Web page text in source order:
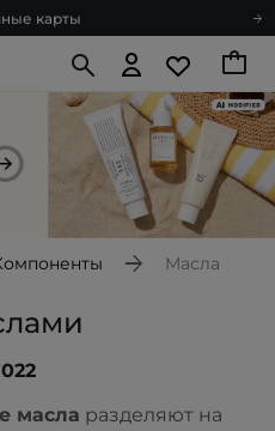
карты
с любовью
Масла
масла разделяют на